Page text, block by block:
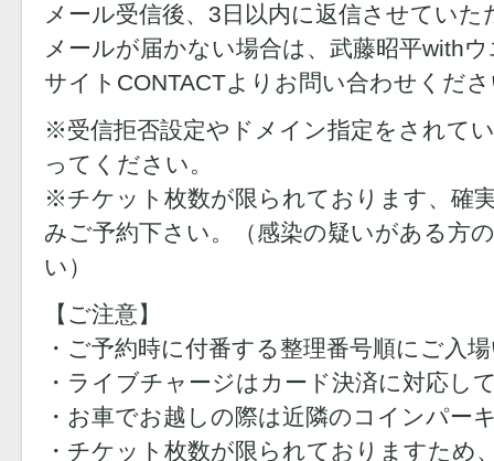
メール受信後、3日以内に返信させていた
メールが届かない場合は、武藤昭平with
サイトCONTACTよりお問い合わせくだ
※受信拒否設定やドメイン指定をされて
ってください。
※チケット枚数が限られております、確
みご予約下さい。（感染の疑いがある方
い）
【ご注意】
・ご予約時に付番する整理番号順にご入
・ライブチャージはカード決済に対応し
・お車でお越しの際は近隣のコインパー
・チケット枚数が限られておりますため